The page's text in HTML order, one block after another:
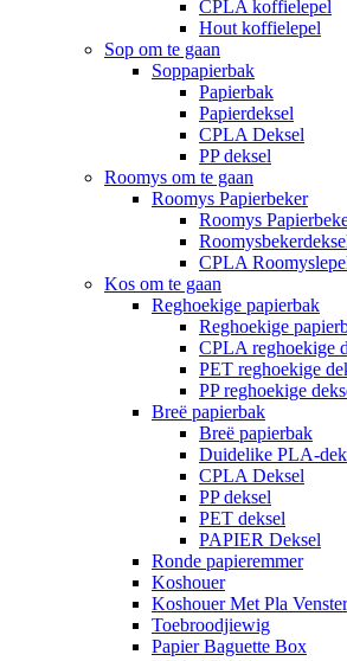
CPLA koffielepel
Hout koffielepel
Sop om te gaan
Soppapierbak
Papierbak
Papierdeksel
CPLA Deksel
PP deksel
Roomys om te gaan
Roomys Papierbeker
Roomys
CPLA
Kos om te gaan
Reghoekige papierbak
Reghoekige
CPLA reghoekige
PET reghoekige
PP reghoekige
Breë papierbak
Breë papierbak
Duidelike PLA-
CPLA Deksel
PP deksel
PET deksel
PAPIER Deksel
Ronde papieremmer
Koshouer
Koshouer Met Pla Venster
Toebroodjiewig
Papier Baguette Box